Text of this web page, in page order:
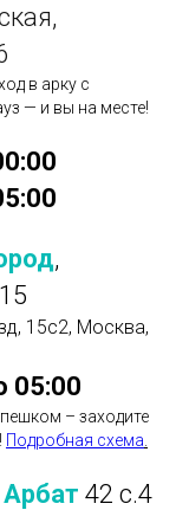
в арку с
— и вы на месте!
,
15с2, Москва,
05:00
– заходите
Подробная схема
42 с.4